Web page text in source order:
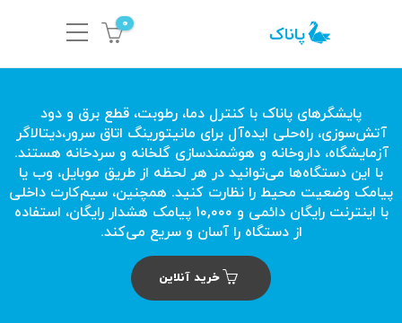
0
پایشگرهای پاناک با کنترل دما، رطوبت، قطع برق و دود
آتش‌سوزی، راه‌حلی ایده‌آل برای مانیتورینگ اتاق سرور،دیتالاگر
آزمایشگاه، داروخانه و هوشمندسازی گلخانه و سردخانه هستند.
با این دستگاه‌ها می‌توانید در هر لحظه از طریق موبایل، وب یا
پیامک وضعیت محیط را نظارت کنید. همچنین، سیم‌کارت داخلی
با اینترنت رایگان دائمی و ۱۰,۰۰۰ پیامک هشدار رایگان، استفاده
از دستگاه را آسان و سریع می‌کند.
خرید آنلاین